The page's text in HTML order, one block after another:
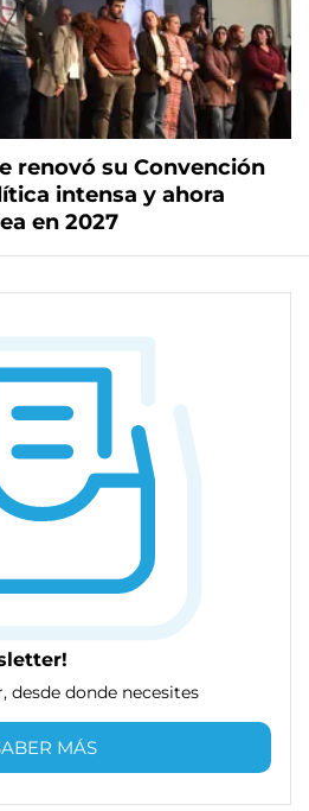
renovó su Convención
intensa y ahora
en 2027
desde donde necesites
MÁS